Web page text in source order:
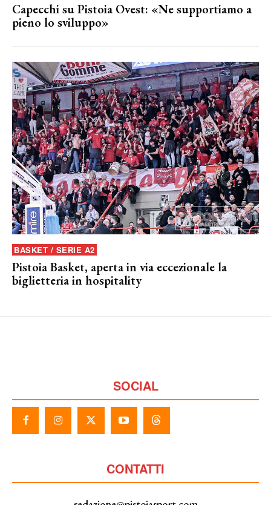
Capecchi su Pistoia Ovest: «Ne supportiamo a
pieno lo sviluppo»
BASKET / SERIE A2
Pistoia Basket, aperta in via eccezionale la
biglietteria in hospitality
SOCIAL
CONTATTI